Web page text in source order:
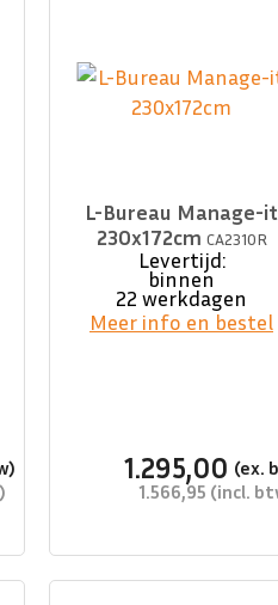
L-Bureau Manage-it
230x172cm CA2310R
Levertijd:
binnen
22 werkdagen
1.295,00
1.566,95
Meer info en bestel